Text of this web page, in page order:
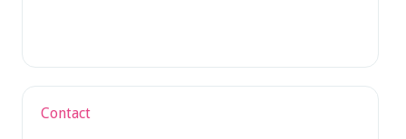
Contact